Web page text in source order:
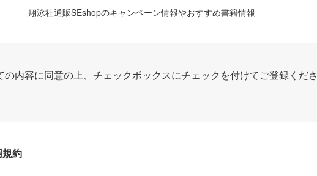
翔泳社通販SEshopのキャンペーン情報やおすすめ書籍情報
内容に同意の上、チェックボックスにチェックを付けてご登録くださ
約